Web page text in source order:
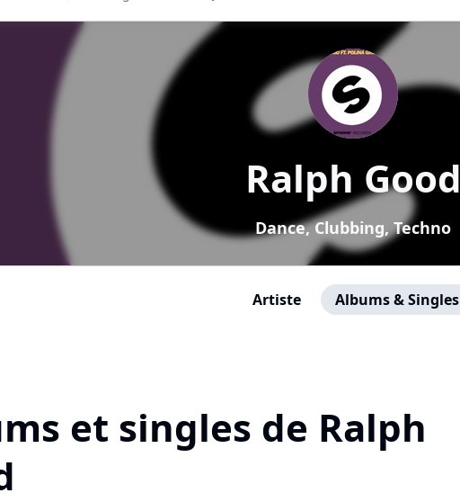
Ralph Good
Dance, Clubbing, Techno
Artiste Albums & Singles
et singles de Ralph